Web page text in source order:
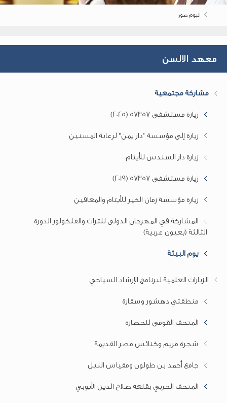
البوم صور
معهد الالسن
مشاركة مجتمعية
زيارة مستشفى 57357 (2025)
زيارة إلى مؤسسة "دار يمن" لرعاية المسنين
زيارة دار السندس للأيتام
زيارة مستشفى 57357 (2019)
زيارة مؤسسة زمان الخير للأيتام والمعاقين
المشاركة في المهرجان الدولى للتراث والفلكولور الدورة
الثالثة (بعيون عربية)
يوم البيئة
الزيارات العلمية لبرنامج الإرشاد السياحي
منطقتي دهشور وسقارة
المتحف القومى للحضارة
شجرة مريم وكنائس مصر القديمة
جامع أحمد بن طولون ومقياس النيل
المتحف الحربي بقلعة صلاح الدين الأيوبي